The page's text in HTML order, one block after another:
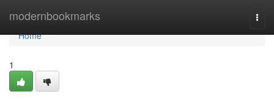
modernbookmarks
Home
Home
1